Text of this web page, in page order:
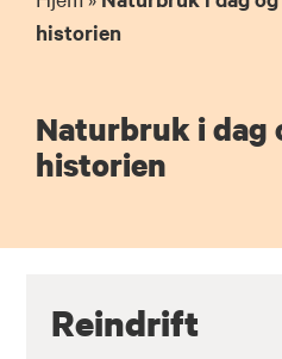
historien
Naturbruk i dag
historien
Reindrift